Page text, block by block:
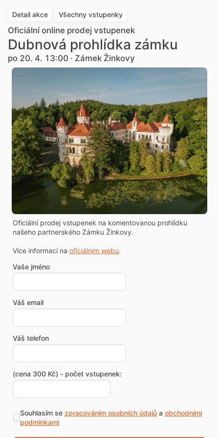
Detail akce Všechny vstupenky
Oficiální online prodej vstupenek
Dubnová prohlídka zámku
po 20. 4. 13:00 · Zámek Žinkovy
Oficiální prodej vstupenek na komentovanou prohlídku
našeho partnerského Zámku Žinkovy.
Více informací na oficiálním webu.
Vaše jméno
Váš email
Váš telefon
(cena 300 Kč) - počet vstupenek:
Souhlasím se zpracováním osobních údajůa obchodními
podmínkami